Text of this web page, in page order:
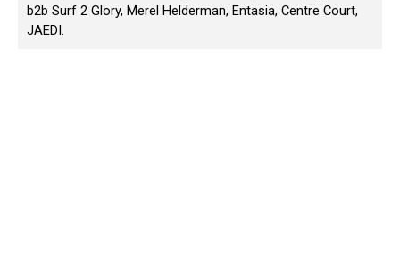
b2b Surf 2 Glory, Merel Helderman, Entasia, Centre Court,
JAEDI.